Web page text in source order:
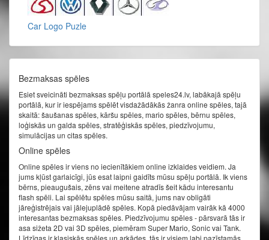
Car Logo Puzle
Bezmaksas spēles
Esiet sveicināti bezmaksas spēļu portālā speles24.lv, labākajā spēļu
portālā, kur ir iespējams spēlēt visdažādākās žanra online spēles, tajā
skaitā: šaušanas spēles, kāršu spēles, mario spēles, bērnu spēles,
loģiskās un galda spēles, stratēģiskās spēles, piedzīvojumu,
simulācijas un citas spēles.
Online spēles
Online spēles ir viens no iecienītākiem online izklaides veidiem. Ja
jums kļūst garlaicīgi, jūs esat laipni gaidīts mūsu spēļu portālā. Ik viens
bērns, pieaugušais, zēns vai meitene atradīs šeit kādu interesantu
flash spēli. Lai spēlētu spēles mūsu saitā, jums nav obligāti
jāreģistrējais vai jālejuplādē spēles. Kopā piedāvājam vairāk kā 4000
interesantas bezmaksas spēles. Piedzīvojumu spēles - pārsvarā tās ir
asa sižeta 2D vai 3D spēles, piemēram Super Mario, Sonic vai Tank.
Līdzīgas ir klasiskās spēles un arkādes, tās ir visiem labi pazīstamās